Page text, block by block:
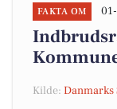
FAKTA OM
Kilde: Danmarks